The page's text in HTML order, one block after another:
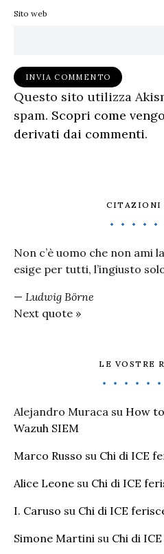
Sito web
Questo sito utilizza
spam. Scopri come
derivati dai commenti.
CITAZIONI
Non c’è uomo che non ami
esige per tutti, l’ingiusto
— Ludwig Börne
Next quote »
LE VOSTRE
Alejandro Muraca su How
Wazuh SIEM
Marco Russo su Chi di ICE
Alice Leone su Chi di ICE
I. Caruso su Chi di ICE
Simone Martini su Chi di